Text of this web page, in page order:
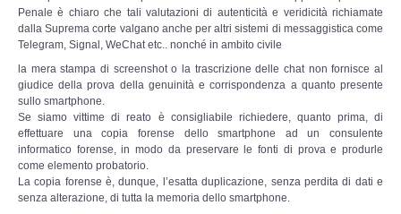
Copia/Acquisizione Forense Web
Indagini persone scomparse
Remote Digital Forensics
Acquisizione Forense remota
Sblocco PIN Smartphone
Penale è chiaro che tali valutazioni di autenticità e veridicità richiamate
dalla Suprema corte valgano anche per altri sistemi di messaggistica come
Telegram, Signal, WeChat etc.. nonché in ambito civile
la mera stampa di screenshot o la trascrizione delle chat non fornisce al
giudice della prova della genuinità e corrispondenza a quanto presente
sullo smartphone.
Se siamo vittime di reato è consigliabile richiedere, quanto prima, di
effettuare una copia forense dello smartphone ad un consulente
informatico forense, in modo da preservare le fonti di prova e produrle
come elemento probatorio.
La copia forense è, dunque, l’esatta duplicazione, senza perdita di dati e
senza alterazione, di tutta la memoria dello smartphone.